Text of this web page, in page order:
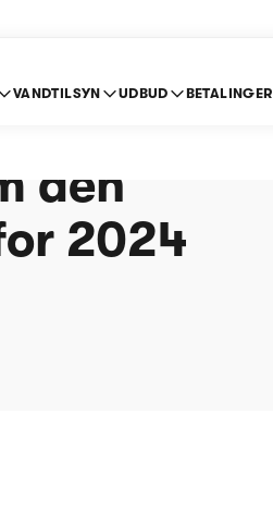
VANDTILSYN UDBUD BETALINGER
den
2024